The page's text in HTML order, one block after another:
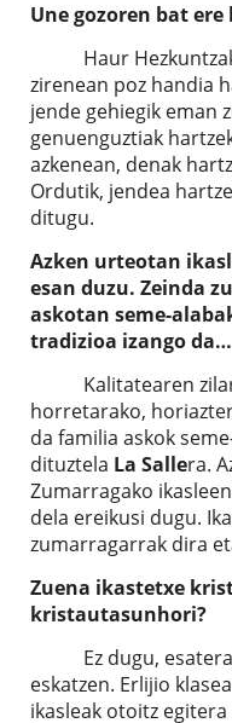
Une gozoren bat
Haur
zirenean poz handia
jende gehiegik eman
genuenguztiak
azkenean, denak
Ordutik, jendea
ditugu.
Azken urteotan
esan duzu. Zeinda
askotan seme-
tradizioa izango da…
Kalitatearen
horretarako,
da familia askok
dituztela La Sallera.
Zumarragako
dela ereikusi dugu.
zumarragarrak dira
Zuena ikastetxe
kristautasunhori?
Ez dugu,
eskatzen. Erlijio
ikasleak otoitz